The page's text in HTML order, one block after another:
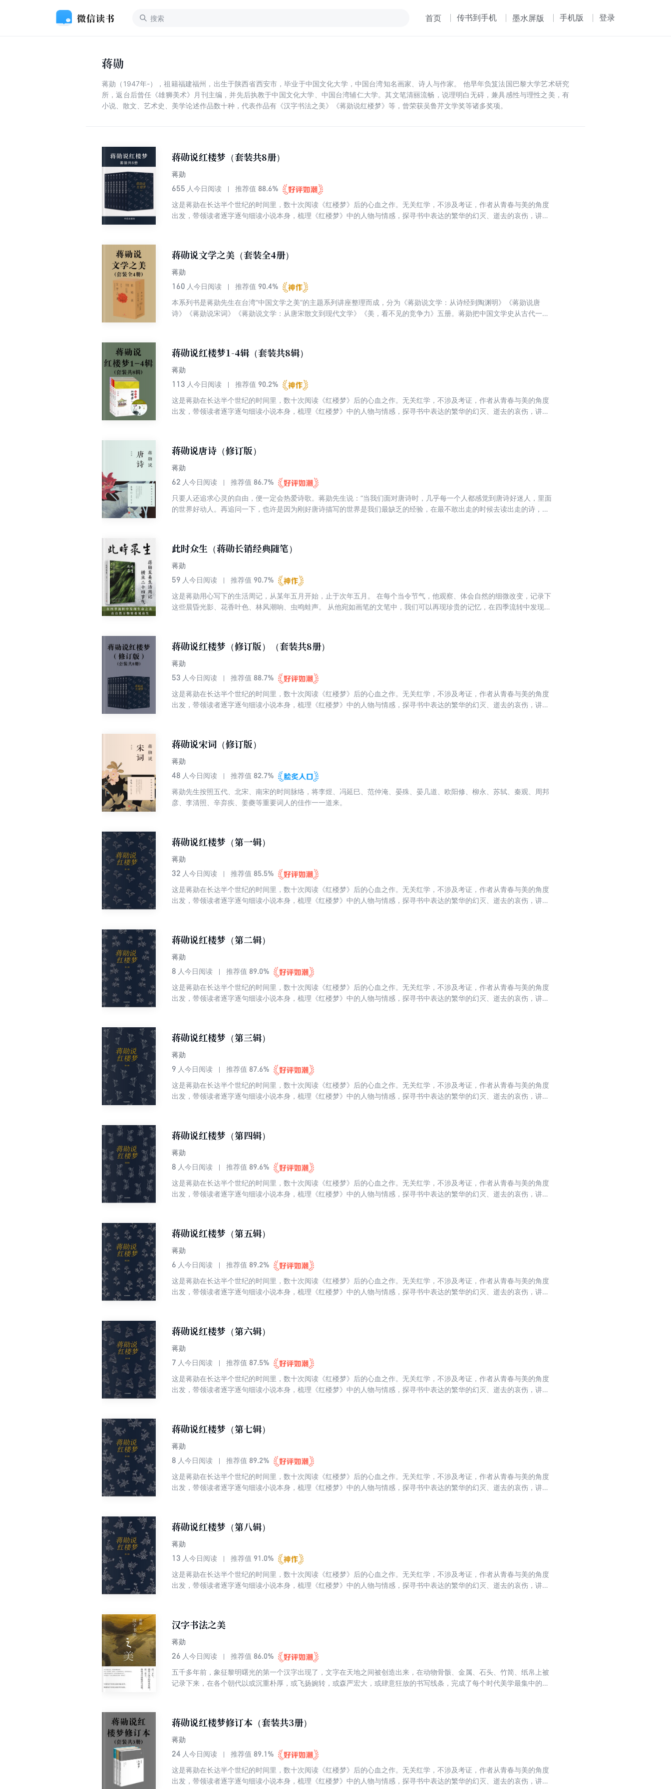
首页 传书到手机 墨水屏版 手机版 登录
蒋勋
蒋勋（1947年-），祖籍福建福州，出生于陕西省西安市，毕业于中国文化大学，中国台湾知名画家、诗人与作家。 他早年负笈法国巴黎大学艺术研究
所，返台后曾任《雄狮美术》月刊主编，并先后执教于中国文化大学、中国台湾辅仁大学。其文笔清丽流畅，说理明白无碍，兼具感性与理性之美，有
小说、散文、艺术史、美学论述作品数十种，代表作品有《汉字书法之美》《蒋勋说红楼梦》等，曾荣获吴鲁芹文学奖等诸多奖项。
蒋勋说红楼梦（套装共8册）
蒋勋
655 人今日阅读 推荐值 88.6%
这是蒋勋在长达半个世纪的时间里，数十次阅读《红楼梦》后的心血之作。无关红学，不涉及考证，作者从青春与美的角度
出发，带领读者逐字逐句细读小说本身，梳理《红楼梦》中的人物与情感，探寻书中表达的繁华的幻灭、逝去的哀伤，讲述
蒋勋说文学之美（套装全4册）
蒋勋
160 人今日阅读 推荐值 90.4%
本系列书是蒋勋先生在台湾“中国文学之美”的主题系列讲座整理而成，分为《蒋勋说文学：从诗经到陶渊明》《蒋勋说唐
诗》《蒋勋说宋词》《蒋勋说文学：从唐宋散文到现代文学》《美，看不见的竞争力》五册。蒋勋把中国文学史从古代一直
蒋勋说红楼梦1-4辑（套装共8辑）
蒋勋
113 人今日阅读 推荐值 90.2%
这是蒋勋在长达半个世纪的时间里，数十次阅读《红楼梦》后的心血之作。无关红学，不涉及考证，作者从青春与美的角度
出发，带领读者逐字逐句细读小说本身，梳理《红楼梦》中的人物与情感，探寻书中表达的繁华的幻灭、逝去的哀伤，讲述
蒋勋说唐诗（修订版）
蒋勋
62 人今日阅读 推荐值 86.7%
只要人还追求心灵的自由，便一定会热爱诗歌。蒋勋先生说：“当我们面对唐诗时，几乎每一个人都感觉到唐诗好迷人，里面
的世界好动人。再追问一下，也许是因为刚好唐诗描写的世界是我们最缺乏的经验，在最不敢出走的时候去读出走的诗，在
此时众生（蒋勋长销经典随笔）
蒋勋
59 人今日阅读 推荐值 90.7%
这是蒋勋用心写下的生活周记，从某年五月开始，止于次年五月。 在每个当令节气，他观察、体会自然的细微改变，记录下
这些晨昏光影、花香叶色、林风潮响、虫鸣蛙声。 从他宛如画笔的文笔中，我们可以再现珍贵的记忆，在四季流转中发现生
蒋勋说红楼梦（修订版）（套装共8册）
蒋勋
53 人今日阅读 推荐值 88.7%
这是蒋勋在长达半个世纪的时间里，数十次阅读《红楼梦》后的心血之作。无关红学，不涉及考证，作者从青春与美的角度
出发，带领读者逐字逐句细读小说本身，梳理《红楼梦》中的人物与情感，探寻书中表达的繁华的幻灭、逝去的哀伤，讲述
蒋勋说宋词（修订版）
蒋勋
48 人今日阅读 推荐值 82.7%
蒋勋先生按照五代、北宋、南宋的时间脉络，将李煜、冯延巳、范仲淹、晏殊、晏几道、欧阳修、柳永、苏轼、秦观、周邦
彦、李清照、辛弃疾、姜夔等重要词人的佳作一一道来。
蒋勋说红楼梦（第一辑）
蒋勋
32 人今日阅读 推荐值 85.5%
这是蒋勋在长达半个世纪的时间里，数十次阅读《红楼梦》后的心血之作。无关红学，不涉及考证，作者从青春与美的角度
出发，带领读者逐字逐句细读小说本身，梳理《红楼梦》中的人物与情感，探寻书中表达的繁华的幻灭、逝去的哀伤，讲述
蒋勋说红楼梦（第二辑）
蒋勋
8 人今日阅读 推荐值 89.0%
这是蒋勋在长达半个世纪的时间里，数十次阅读《红楼梦》后的心血之作。无关红学，不涉及考证，作者从青春与美的角度
出发，带领读者逐字逐句细读小说本身，梳理《红楼梦》中的人物与情感，探寻书中表达的繁华的幻灭、逝去的哀伤，讲述
蒋勋说红楼梦（第三辑）
蒋勋
9 人今日阅读 推荐值 87.6%
这是蒋勋在长达半个世纪的时间里，数十次阅读《红楼梦》后的心血之作。无关红学，不涉及考证，作者从青春与美的角度
出发，带领读者逐字逐句细读小说本身，梳理《红楼梦》中的人物与情感，探寻书中表达的繁华的幻灭、逝去的哀伤，讲述
蒋勋说红楼梦（第四辑）
蒋勋
8 人今日阅读 推荐值 89.6%
这是蒋勋在长达半个世纪的时间里，数十次阅读《红楼梦》后的心血之作。无关红学，不涉及考证，作者从青春与美的角度
出发，带领读者逐字逐句细读小说本身，梳理《红楼梦》中的人物与情感，探寻书中表达的繁华的幻灭、逝去的哀伤，讲述
蒋勋说红楼梦（第五辑）
蒋勋
6 人今日阅读 推荐值 89.2%
这是蒋勋在长达半个世纪的时间里，数十次阅读《红楼梦》后的心血之作。无关红学，不涉及考证，作者从青春与美的角度
出发，带领读者逐字逐句细读小说本身，梳理《红楼梦》中的人物与情感，探寻书中表达的繁华的幻灭、逝去的哀伤，讲述
蒋勋说红楼梦（第六辑）
蒋勋
7 人今日阅读 推荐值 87.5%
这是蒋勋在长达半个世纪的时间里，数十次阅读《红楼梦》后的心血之作。无关红学，不涉及考证，作者从青春与美的角度
出发，带领读者逐字逐句细读小说本身，梳理《红楼梦》中的人物与情感，探寻书中表达的繁华的幻灭、逝去的哀伤，讲述
蒋勋说红楼梦（第七辑）
蒋勋
8 人今日阅读 推荐值 89.2%
这是蒋勋在长达半个世纪的时间里，数十次阅读《红楼梦》后的心血之作。无关红学，不涉及考证，作者从青春与美的角度
出发，带领读者逐字逐句细读小说本身，梳理《红楼梦》中的人物与情感，探寻书中表达的繁华的幻灭、逝去的哀伤，讲述
蒋勋说红楼梦（第八辑）
蒋勋
13 人今日阅读 推荐值 91.0%
这是蒋勋在长达半个世纪的时间里，数十次阅读《红楼梦》后的心血之作。无关红学，不涉及考证，作者从青春与美的角度
出发，带领读者逐字逐句细读小说本身，梳理《红楼梦》中的人物与情感，探寻书中表达的繁华的幻灭、逝去的哀伤，讲述
汉字书法之美
蒋勋
26 人今日阅读 推荐值 86.0%
五千多年前，象征黎明曙光的第一个汉字出现了，文字在天地之间被创造出来，在动物骨骸、金属、石头、竹简、纸帛上被
记录下来，在各个朝代以或沉重朴厚，或飞扬婉转，或森严宏大，或肆意狂放的书写线条，完成了每个时代美学最集中的表
是安定保佑的力量，是生活现实里的记忆，是还原到初写自己名字时的认真……作者以他独特的美学情怀，述说动人的汉字
书法故事。文字编织成画面，我们走进了那古老却又现代的汉字时间光廊，东方书写的敬意与喜悦，就在你我的指间心中！
蒋勋说红楼梦修订本（套装共3册）
蒋勋
24 人今日阅读 推荐值 89.1%
这是蒋勋在长达半个世纪的时间里，数十次阅读《红楼梦》后的心血之作。无关红学，不涉及考证，作者从青春与美的角度
出发，带领读者逐字逐句细读小说本身，梳理《红楼梦》中的人物与情感，探寻书中表达的繁华的幻灭、逝去的哀伤，讲述